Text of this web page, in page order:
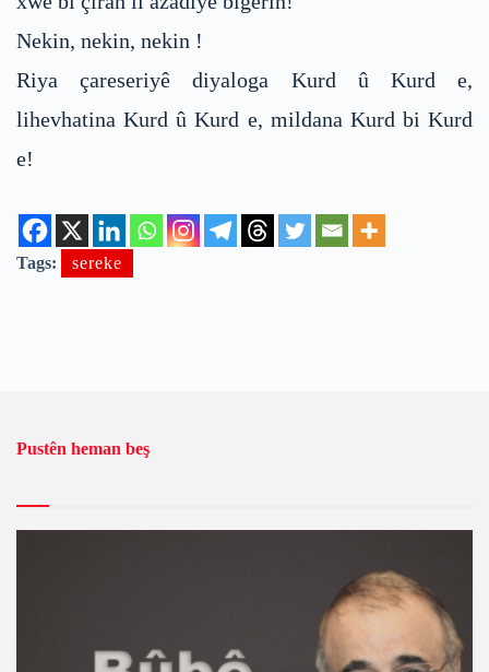
Nekin, nekin, nekin !
Riya çareseriyê diyaloga Kurd û Kurd e,
lihevhatina Kurd û Kurd e, mildana Kurd bi Kurd
e!
Tags: sereke
Pustên heman beş